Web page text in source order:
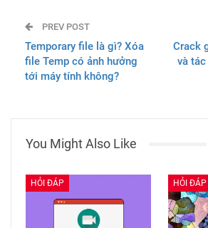
PREV POST
Temporary file là gì? Xóa
file Temp có ảnh hưởng
tới máy tính không?
Crack
và
You Might Also Like
HỎI ĐÁP HỎI ĐÁP